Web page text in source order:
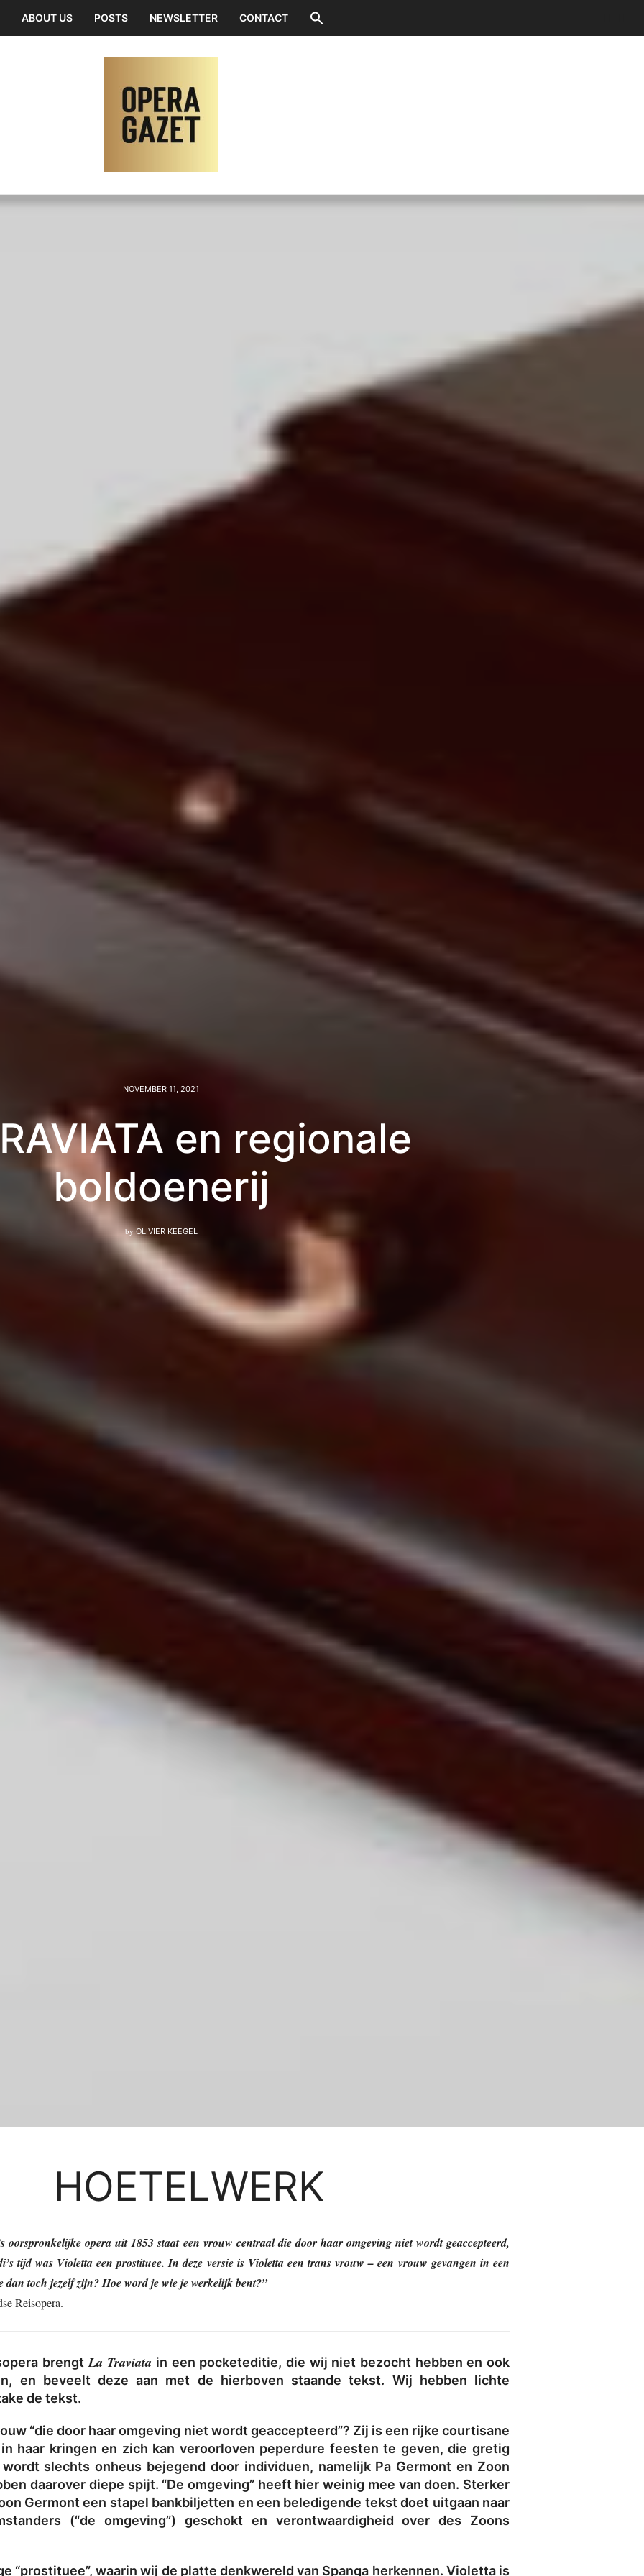
ABOUT US POSTS NEWSLETTER CONTACT
NOVEMBER 11, 2021
en regionale
boldoenerij
by OLIVIER KEEGEL
HOETELWERK
oorspronkelijke opera uit 1853 staat een vrouw centraal die door haar omgeving niet wordt geaccepteerd,
tijd was Violetta een prostituee. In deze versie is Violetta een trans vrouw – een vrouw gevangen in een
toch jezelf zijn? Hoe word je wie je werkelijk bent?”
Reisopera.
brengt La Traviata in een pocketeditie, die wij niet bezocht hebben en ook
en beveelt deze aan met de hierboven staande tekst. Wij hebben lichte
de tekst.
“die door haar omgeving niet wordt geaccepteerd”? Zij is een rijke courtisane
haar kringen en zich kan veroorloven peperdure feesten te geven, die gretig
slechts onheus bejegend door individuen, namelijk Pa Germont en Zoon
daarover diepe spijt. “De omgeving” heeft hier weinig mee van doen. Sterker
Germont een stapel bankbiljetten en een beledigende tekst doet uitgaan naar
(“de omgeving”) geschokt en verontwaardigheid over des Zoons
“prostituee”, waarin wij de platte denkwereld van Spanga herkennen. Violetta is